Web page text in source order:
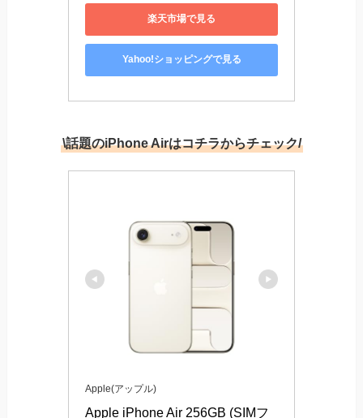
楽天市場で見る
Yahoo!ショッピングで見る
\話題のiPhone Airはコチラからチェック/
Apple(アップル)
Apple iPhone Air 256GB (SIMフ